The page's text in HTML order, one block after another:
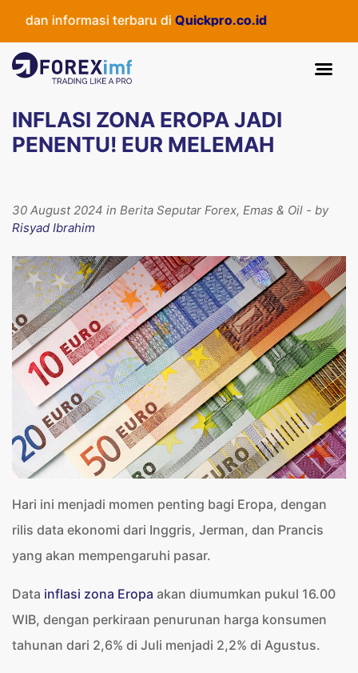
dan informasi terbaru diQuickpro.co.id
INFLASI ZONA EROPA JADI
PENENTU! EUR MELEMAH
30 August 2024 in Berita Seputar Forex, Emas & Oil - by
Risyad Ibrahim
Hari ini menjadi momen penting bagi Eropa, dengan
rilis data ekonomi dari Inggris, Jerman, dan Prancis
yang akan mempengaruhi pasar.
Data inflasi zona Eropa akan diumumkan pukul 16.00
WIB, dengan perkiraan penurunan harga konsumen
tahunan dari 2,6% di Juli menjadi 2,2% di Agustus.